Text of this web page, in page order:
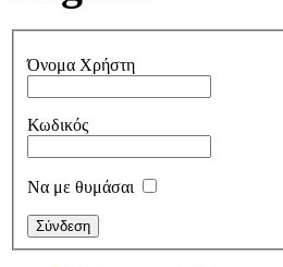
Όνομα Χρήστη
Κωδικός
Να με θυμάσαι